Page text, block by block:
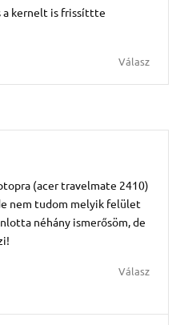
a kernelt is frissíttte
Válasz
(acer travelmate 2410)
nem tudom melyik felület
néhány ismerősöm, de
Válasz